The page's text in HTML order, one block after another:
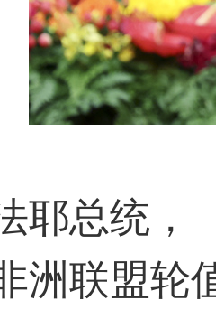
耶总统，
洲联盟轮